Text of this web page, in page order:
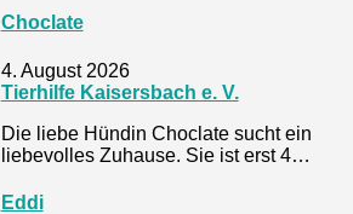
Choclate
4. August 2026
Tierhilfe Kaisersbach e. V.
Die liebe Hündin Choclate sucht ein
liebevolles Zuhause. Sie ist erst 4…
Eddi